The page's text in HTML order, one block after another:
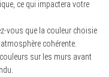
ce qui impactera votre
vous que la couleur choisie
cohérente.
sur les murs avant